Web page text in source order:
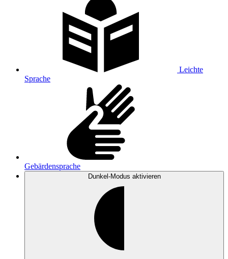
Leichte
Sprache
Gebärdensprache
Dunkel-Modus aktivieren